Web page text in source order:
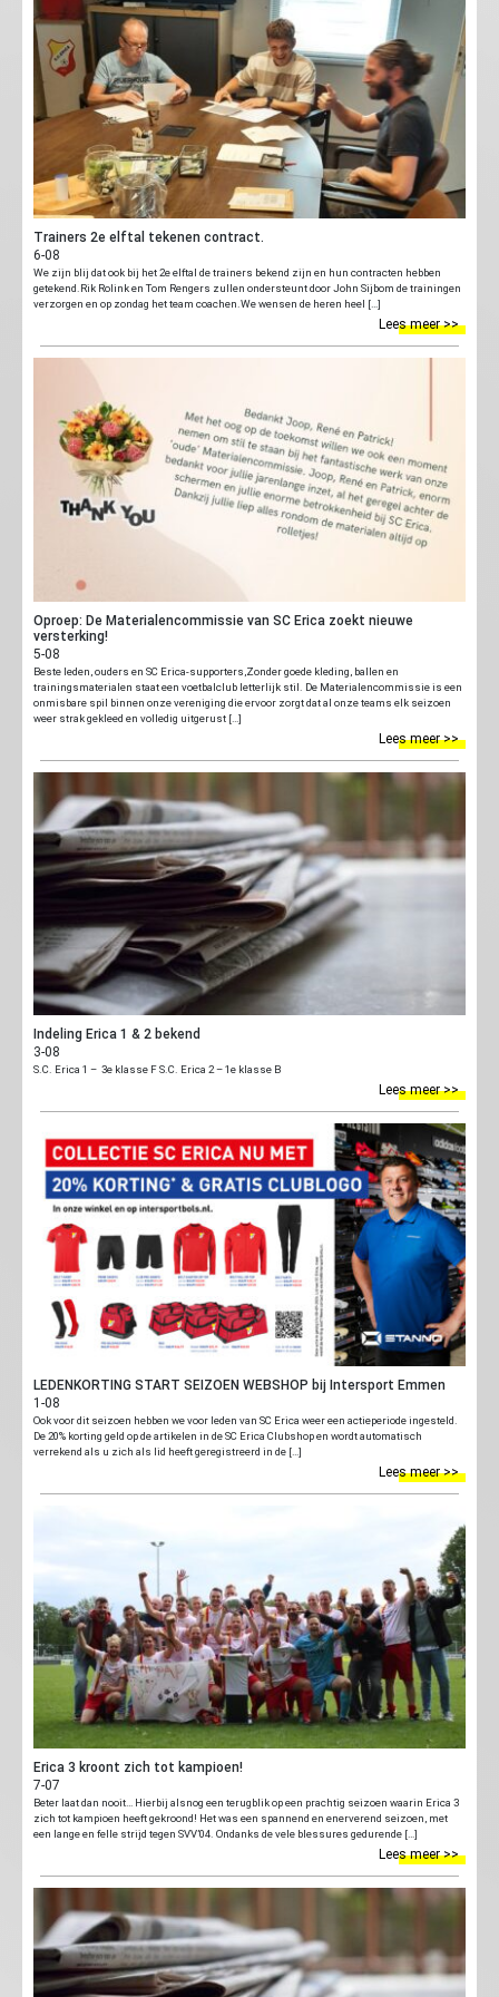
Trainers 2e elftal tekenen contract.
6-08
We zijn blij dat ook bij het 2e elftal de trainers bekend zijn en hun contracten hebben
getekend.Rik Rolink en Tom Rengers zullen ondersteunt door John Sijbom de trainingen
verzorgen en op zondag het team coachen.We wensen de heren heel […]
Lees meer >>
Oproep: De Materialencommissie van SC Erica zoekt nieuwe
versterking!
5-08
Beste leden, ouders en SC Erica-supporters,Zonder goede kleding, ballen en
trainingsmaterialen staat een voetbalclub letterlijk stil. De Materialencommissie is een
onmisbare spil binnen onze vereniging die ervoor zorgt dat al onze teams elk seizoen
weer strak gekleed en volledig uitgerust […]
Lees meer >>
Indeling Erica 1 & 2 bekend
3-08
S.C. Erica 1 – 3e klasse F S.C. Erica 2 – 1e klasse B
Lees meer >>
LEDENKORTING START SEIZOEN WEBSHOP bij Intersport Emmen
1-08
Ook voor dit seizoen hebben we voor leden van SC Erica weer een actieperiode ingesteld.
De 20% korting geld op de artikelen in de SC Erica Clubshop en wordt automatisch
verrekend als u zich als lid heeft geregistreerd in de […]
Lees meer >>
Erica 3 kroont zich tot kampioen!
7-07
Beter laat dan nooit… Hierbij alsnog een terugblik op een prachtig seizoen waarin Erica 3
zich tot kampioen heeft gekroond! Het was een spannend en enerverend seizoen, met
een lange en felle strijd tegen SVV’04. Ondanks de vele blessures gedurende […]
Lees meer >>